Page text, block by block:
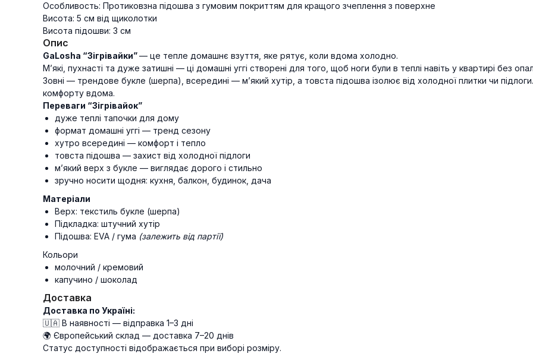
Особливость: Протиковзна підошва з гумовим покриттям для кращого зчеплення з поверхне
Висота: 5 см від щиколотки
Висота підошви: 3 см
Опис
GaLosha “Зігрівайки”— це тепле домашнє взуття, яке рятує, коли вдома холодно.
М’які, пухнасті та дуже затишні — ці домашні уггі створені для того, щоб ноги були в теплі навіть у квартирі без
Зовні — трендове букле (шерпа), всередині — м’який хутір, а товста підошва ізолює від холодної плитки чи
комфорту вдома.
Переваги “Зігрівайок”
дуже теплі тапочки для дому
формат домашні уггі — тренд сезону
хутро всередині — комфорт і тепло
товста підошва — захист від холодної підлоги
м’який верх з букле — виглядає дорого і стильно
зручно носити щодня: кухня, балкон, будинок, дача
Матеріали
Верх: текстиль букле (шерпа)
Підкладка: штучний хутір
Підошва: EVA / гума (залежить від партії)
Кольори
молочний / кремовий
капучино / шоколад
Доставка
Доставка по Україні:
🇺🇦 В наявності — відправка 1–3 дні
🌍 Європейський склад — доставка 7–20 днів
Статус доступності відображається при виборі розміру.